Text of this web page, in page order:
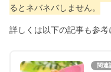
るとネバネバしません。
詳しくは以下の記事も参考
関連